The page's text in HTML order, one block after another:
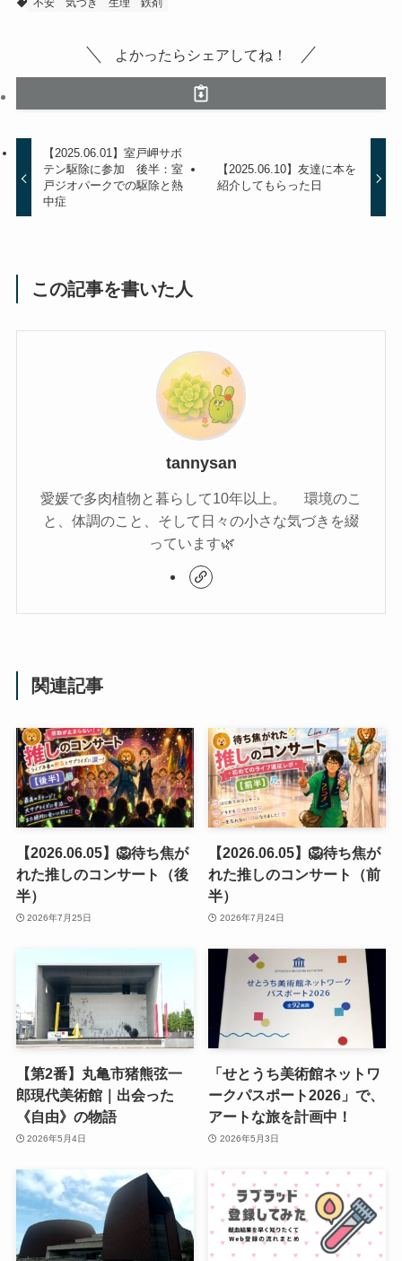
よかったらシェアしてね！
【2025.06.01】室戸岬サボ
テン駆除に参加 後半：室
戸ジオパークでの駆除と熱
中症
【2025.06.10】友達に本を
紹介してもらった日
この記事を書いた人
tannysan
愛媛で多肉植物と暮らして10年以上。 環境のこ
と、体調のこと、そして日々の小さな気づきを綴
っています🌿
関連記事
【2026.06.05】🦁待ち焦が
れた推しのコンサート（後
半）
2026年7月25日
【2026.06.05】🦁待ち焦が
れた推しのコンサート（前
半）
2026年7月24日
【第2番】丸亀市猪熊弦一
郎現代美術館｜出会った
《自由》の物語
2026年5月4日
「せとうち美術館ネットワ
ークパスポート2026」で、
アートな旅を計画中！
2026年5月3日